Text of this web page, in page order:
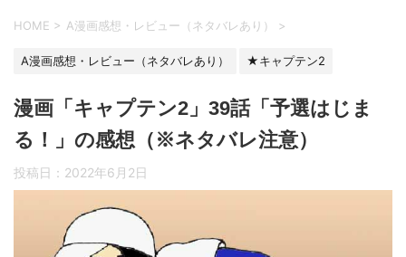
HOME > A漫画感想・レビュー（ネタバレあり） >
A漫画感想・レビュー（ネタバレあり） ★キャプテン2
漫画「キャプテン2」39話「予選はじま
る！」の感想（※ネタバレ注意）
投稿日： 2022年6月2日